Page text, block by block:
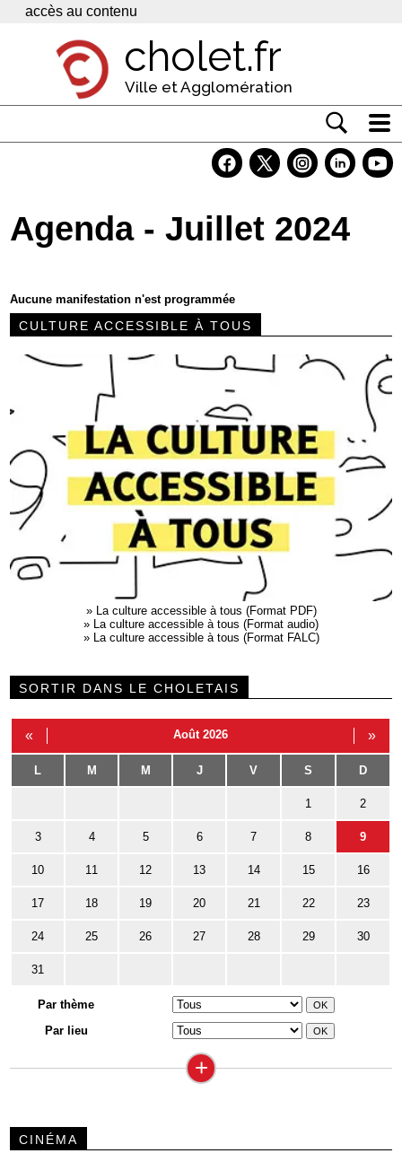
Panneau de gestion des cookies
accès au contenu
cholet.fr
Ville et Agglomération
Economie
Contacts
Agenda - Juillet 2024
Aucune manifestation n'est programmée
CULTURE ACCESSIBLE À TOUS
»
La culture accessible à tous (Format PDF)
»
La culture accessible à tous (Format audio)
»
La culture accessible à tous (Format FALC)
SORTIR DANS LE CHOLETAIS
« Août 2026 »
L M M J V S D
1 2
3 4 5 6 7 8 9
10 11 12 13 14 15 16
17 18 19 20 21 22 23
24 25 26 27 28 29 30
31
Par thème
Par lieu
+
CINÉMA